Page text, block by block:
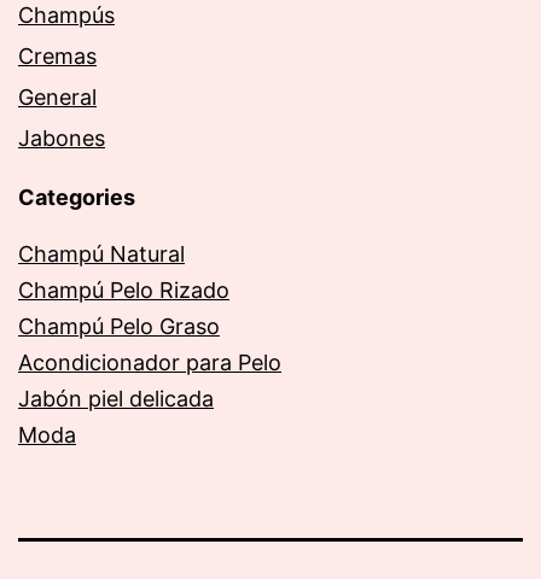
Champús
Cremas
General
Jabones
Categories
Champú Natural
Champú Pelo Rizado
Champú Pelo Graso
Acondicionador para Pelo
Jabón piel delicada
Moda